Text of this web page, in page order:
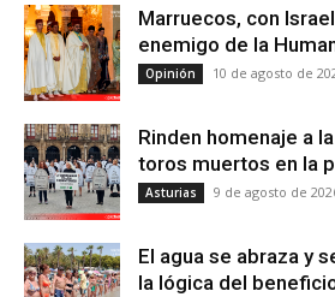
Marruecos, con
enemigo de la
Opinión 10 de agosto de
Rinden homenaje a
toros muertos en la
Asturias 9 de agosto de
El agua se abraza y
la lógica del